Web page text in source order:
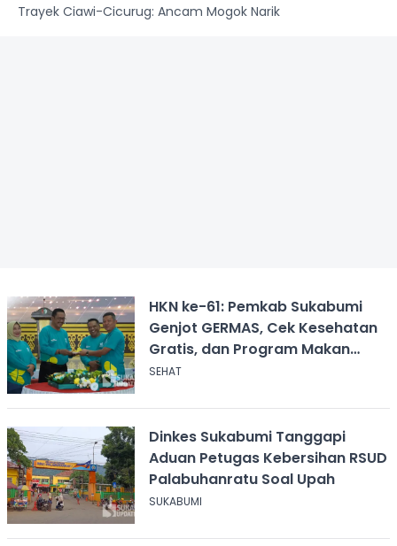
Trayek Ciawi-Cicurug: Ancam Mogok Narik
HKN ke-61: Pemkab Sukabumi
Genjot GERMAS, Cek Kesehatan
Gratis, dan Program Makan
Bergizi Gratis
SEHAT
Dinkes Sukabumi Tanggapi
Aduan Petugas Kebersihan RSUD
Palabuhanratu Soal Upah
SUKABUMI